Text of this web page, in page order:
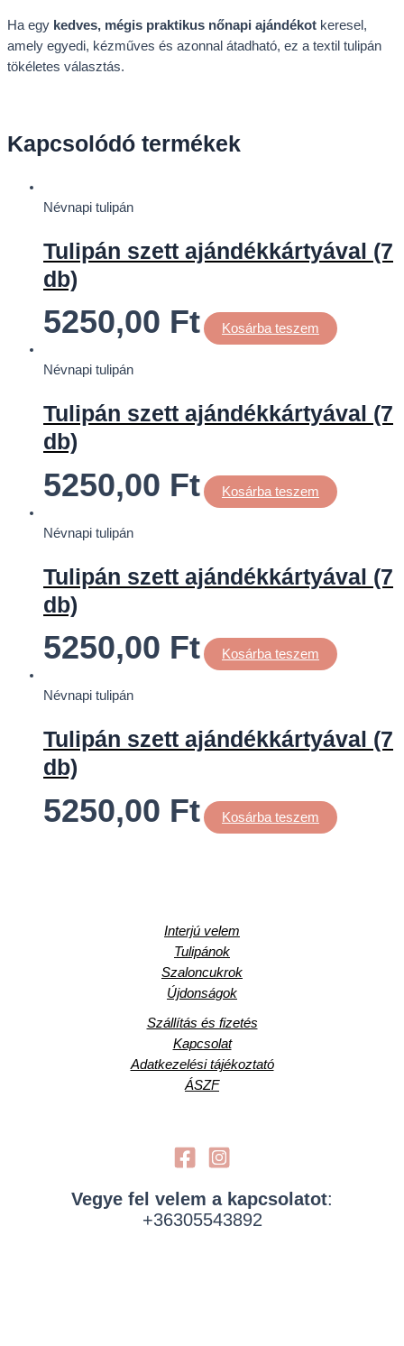
Ha egy kedves, mégis praktikus nőnapi ajándékot keresel,
amely egyedi, kézműves és azonnal átadható, ez a textil tulipán
tökéletes választás.
Kapcsolódó termékek
Névnapi tulipán
Tulipán szett ajándékkártyával (7
db)
5250,00 Ft Kosárba teszem
Névnapi tulipán
Tulipán szett ajándékkártyával (7
db)
5250,00 Ft Kosárba teszem
Névnapi tulipán
Tulipán szett ajándékkártyával (7
db)
5250,00 Ft Kosárba teszem
Névnapi tulipán
Tulipán szett ajándékkártyával (7
db)
5250,00 Ft Kosárba teszem
Interjú velem
Tulipánok
Szaloncukrok
Újdonságok
Szállítás és fizetés
Kapcsolat
Adatkezelési tájékoztató
ÁSZF
Vegye fel velem a kapcsolatot:
+36305543892